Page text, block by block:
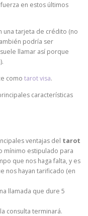
en estos últimos
una tarjeta de crédito (no
podría ser
llamar así porque
como tarot visa.
características
ventajas del tarot
mínimo estipulado para
que nos haga falta, y es
nos hayan tarificado (en
llamada que dure 5
consulta terminará.